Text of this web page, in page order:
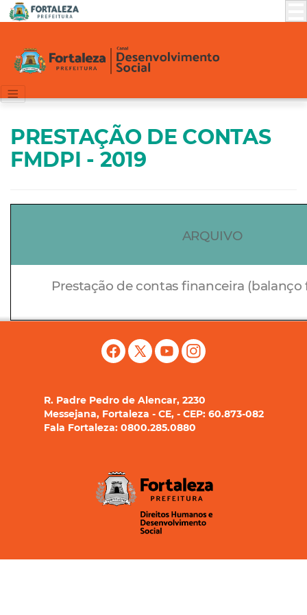
PRESTAÇÃO DE CONTAS
FMDPI - 2019
ARQUIVO
Prestação de contas financeira
R. Padre Pedro de Alencar, 2230
Messejana, Fortaleza - CE, - CEP: 60.873-082
Fala Fortaleza: 0800.285.0880